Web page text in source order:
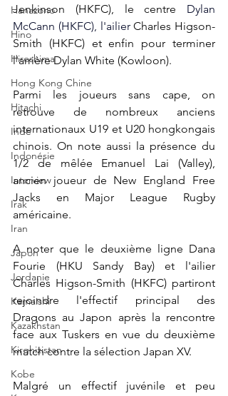
Hanazono
Hino
Hiroshima
Hong Kong Chine
Hitachi
Inde
Indonésie
Interview
Irak
Iran
Japon
Jordanie
Kamaishi
Kazakhstan
Kirghizistan
Kobe
Jenkinson (HKFC), le centre Dylan
McCann (HKFC), l'ailier Charles Higson-
Smith (HKFC) et enfin pour terminer
l'arrière Dylan White (Kowloon).
Parmi les joueurs sans cape, on
retrouve de nombreux anciens
internationaux U19 et U20 hongkongais
chinois. On note aussi la présence du
1/2 de mêlée Emanuel Lai (Valley),
ancien joueur de New England Free
Jacks en Major League Rugby
américaine.
A noter que le deuxième ligne Dana
Fourie
(HKU Sandy Bay) et l'ailier
Charles Higson-Smith (HKFC) partiront
rejoindre l'effectif principal des
Dragons au Japon après la rencontre
face aux Tuskers en vue du deuxième
match contre la sélection Japan XV.
Malgré un effectif juvénile et peu